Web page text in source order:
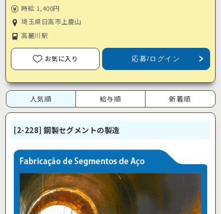
時給 1,400円
埼玉県日高市上鹿山
高麗川駅
お気に入り 応募/ログイン
人気順 給与順 新着順
[2-228] 鋼製セグメントの製造